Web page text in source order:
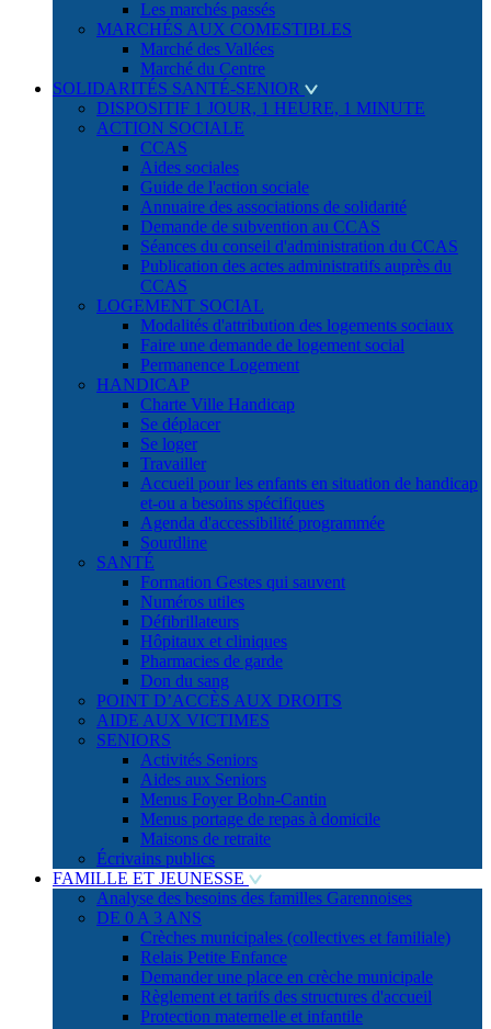
Les marchés passés
MARCHÉS AUX COMESTIBLES
Marché des Vallées
Marché du Centre
SOLIDARITÉS SANTÉ-SENIOR
DISPOSITIF 1 JOUR, 1 HEURE, 1 MINUTE
ACTION SOCIALE
CCAS
Aides sociales
Guide de l'action sociale
Annuaire des associations de solidarité
Demande de subvention au CCAS
Séances du conseil d'administration du CCAS
Publication des actes administratifs auprès du
CCAS
LOGEMENT SOCIAL
Modalités d'attribution des logements sociaux
Faire une demande de logement social
Permanence Logement
HANDICAP
Charte Ville Handicap
Se déplacer
Se loger
Travailler
Accueil pour les enfants en situation de handicap
et-ou a besoins spécifiques
Agenda d'accessibilité programmée
Sourdline
SANTÉ
Formation Gestes qui sauvent
Numéros utiles
Défibrillateurs
Hôpitaux et cliniques
Pharmacies de garde
Don du sang
POINT D’ACCÈS AUX DROITS
AIDE AUX VICTIMES
SENIORS
Activités Seniors
Aides aux Seniors
Menus Foyer Bohn-Cantin
Menus portage de repas à domicile
Maisons de retraite
Écrivains publics
FAMILLE ET JEUNESSE
Analyse des besoins des familles Garennoises
DE 0 A 3 ANS
Crèches municipales (collectives et familiale)
Relais Petite Enfance
Demander une place en crèche municipale
Règlement et tarifs des structures d'accueil
Protection maternelle et infantile